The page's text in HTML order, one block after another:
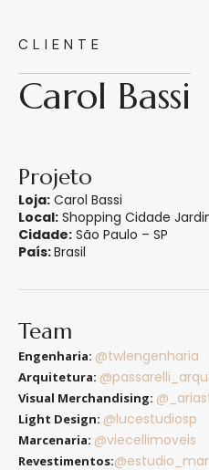
CLIENTE
Carol Bassi
Projeto
Loja: Carol Bassi
Local: Shopping Cidade
Cidade: São Paulo – SP
País:Brasil
Team
Engenharia: @twlengenharia
Arquitetura:
Visual Merchandising:
Light Design: @lucestudiosp
Marcenaria: @viecellimoveis
Revestimentos: